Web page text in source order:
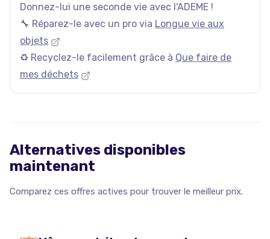
Donnez-lui une seconde vie avec l'ADEME !
🔧 Réparez-le avec un pro via Longue vie aux
objets
♻️ Recyclez-le facilement grâce à Que faire de
mes déchets
Alternatives disponibles
maintenant
Comparez ces offres actives pour trouver le meilleur prix.